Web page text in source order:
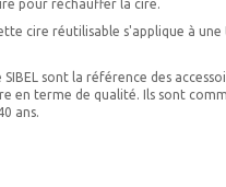
pour réchauffer la cire.
cire réutilisable s'applique à
SIBEL sont la référence des
en terme de qualité. Ils sont
ans.